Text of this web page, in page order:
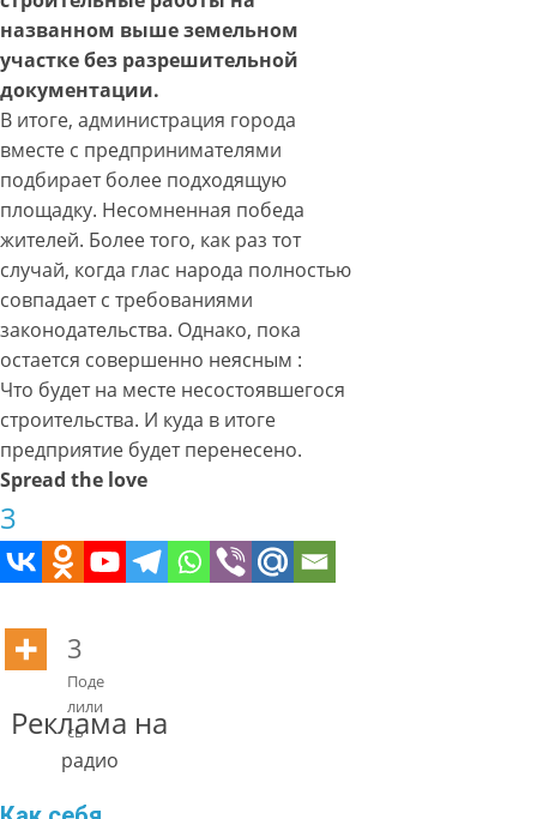
названном выше земельном
участке без разрешительной
документации.
В итоге, администрация города
вместе с предпринимателями
подбирает более подходящую
площадку. Несомненная победа
жителей. Более того, как раз тот
случай, когда глас народа полностью
совпадает с требованиями
законодательства. Однако, пока
остается совершенно неясным :
Что будет на месте несостоявшегося
строительства. И куда в итоге
предприятие будет перенесено.
Spread the love
3
3
Поде
лили
сь
Реклама на
радио